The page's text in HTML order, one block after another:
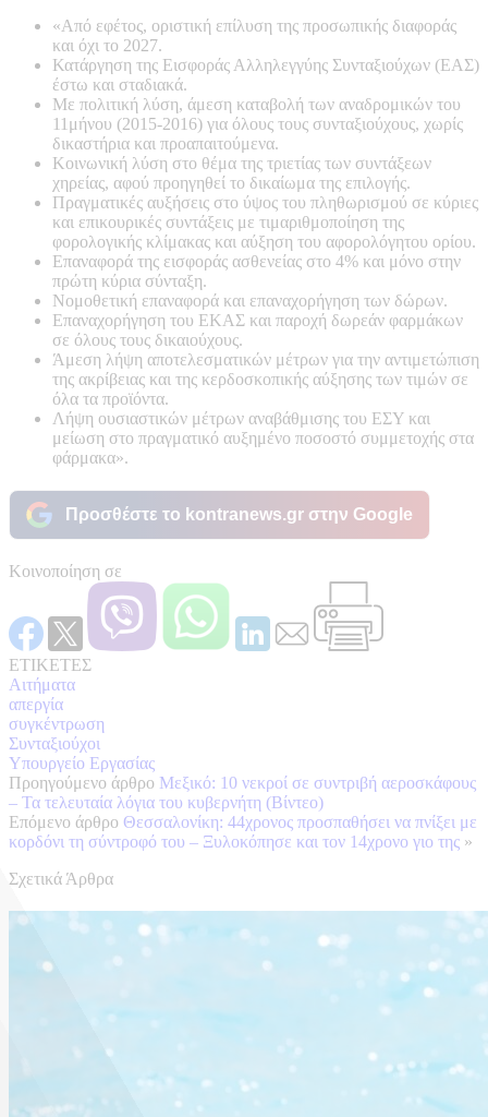
«Από εφέτος, οριστική επίλυση της προσωπικής διαφοράς
και όχι το 2027.
Κατάργηση της Εισφοράς Αλληλεγγύης Συνταξιούχων (ΕΑΣ)
έστω και σταδιακά.
Με πολιτική λύση, άμεση καταβολή των αναδρομικών του
11μήνου (2015-2016) για όλους τους συνταξιούχους, χωρίς
δικαστήρια και προαπαιτούμενα.
Κοινωνική λύση στο θέμα της τριετίας των συντάξεων
χηρείας, αφού προηγηθεί το δικαίωμα της επιλογής.
Πραγματικές αυξήσεις στο ύψος του πληθωρισμού σε κύριες
και επικουρικές συντάξεις με τιμαριθμοποίηση της
φορολογικής κλίμακας και αύξηση του αφορολόγητου ορίου.
Επαναφορά της εισφοράς ασθενείας στο 4% και μόνο στην
πρώτη κύρια σύνταξη.
Νομοθετική επαναφορά και επαναχορήγηση των δώρων.
Επαναχορήγηση του ΕΚΑΣ και παροχή δωρεάν φαρμάκων
σε όλους τους δικαιούχους.
Άμεση λήψη αποτελεσματικών μέτρων για την αντιμετώπιση
της ακρίβειας και της κερδοσκοπικής αύξησης των τιμών σε
όλα τα προϊόντα.
Λήψη ουσιαστικών μέτρων αναβάθμισης του ΕΣΥ και
μείωση στο πραγματικό αυξημένο ποσοστό συμμετοχής στα
φάρμακα».
Προσθέστε το kontranews.gr στην Google
Κοινοποίηση σε
ΕΤΙΚΕΤΕΣ
Αιτήματα
απεργία
συγκέντρωση
Συνταξιούχοι
Υπουργείο Εργασίας
Προηγούμενο άρθρο Μεξικό: 10 νεκροί σε συντριβή αεροσκάφους
– Τα τελευταία λόγια του κυβερνήτη (Βίντεο)
Επόμενο άρθρο Θεσσαλονίκη: 44χρονος προσπαθήσει να πνίξει με
κορδόνι τη σύντροφό του – Ξυλοκόπησε και τον 14χρονο γιο της »
Σχετικά Άρθρα